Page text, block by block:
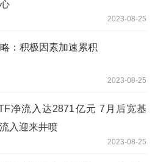
2023-08-25
：积极因素加速累积
2023-08-25
净流入达2871亿元 7月后宽基
入迎来井喷
2023-08-25